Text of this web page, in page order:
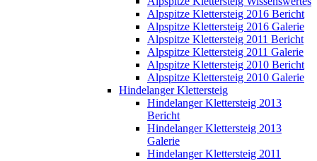
Alpspitze Klettersteig 2016 Bericht
Alpspitze Klettersteig 2016 Galerie
Alpspitze Klettersteig 2011 Bericht
Alpspitze Klettersteig 2011 Galerie
Alpspitze Klettersteig 2010 Bericht
Alpspitze Klettersteig 2010 Galerie
Hindelanger Klettersteig
Hindelanger Klettersteig 2013
Bericht
Hindelanger Klettersteig 2013
Galerie
Hindelanger Klettersteig 2011